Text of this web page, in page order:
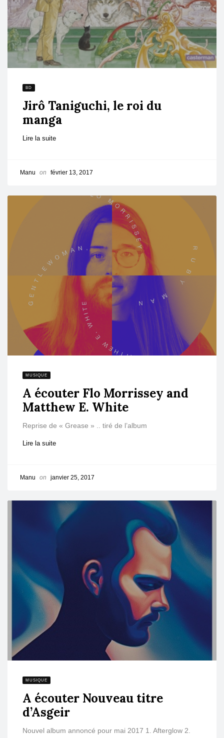
BD
Jirô Taniguchi, le roi du
manga
Lire la suite
Manu on février 13, 2017
MUSIQUE
A écouter Flo Morrissey and
Matthew E. White
Reprise de « Grease » .. tiré de l’album
Lire la suite
Manu on janvier 25, 2017
MUSIQUE
A écouter Nouveau titre
d’Asgeir
Nouvel album annoncé pour mai 2017 1. Afterglow 2.